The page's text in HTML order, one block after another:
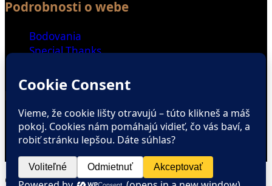
Podrobnosti o webe
Bodovania
Special Thanks
Ďalšie odkazy
Spriatelené weby
Zaujímavé čítanie
ENGLISH SECTION
Copyright © All rights reserved.